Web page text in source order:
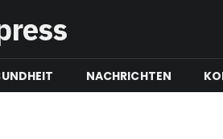
NACHRICHTEN